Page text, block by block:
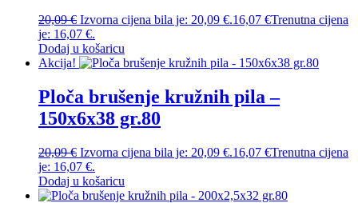
20,09€ Izvorna cijena bila je: 20,09 €.16,07 €Trenutna cijena
je: 16,07 €.
Dodaj u košaricu
Akcija!
Ploča brušenje kružnih pila –
150x6x38 gr.80
20,09€ Izvorna cijena bila je: 20,09 €.16,07 €Trenutna cijena
je: 16,07 €.
Dodaj u košaricu